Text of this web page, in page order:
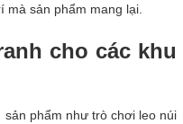
mà sản phẩm mang lại.
cho các khu
sản phẩm như trò chơi leo núi